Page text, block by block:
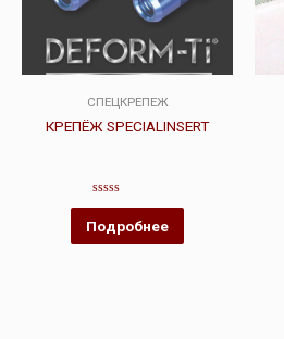
СПЕЦКРЕПЕЖ
КРЕПЁЖ SPECIALINSERT
Оценка
из
5
Подробнее